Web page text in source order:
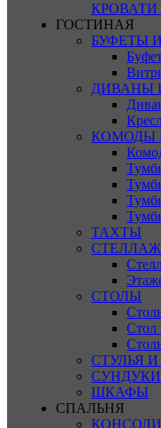
ГОСТИНАЯ
БУФЕТЫ
ДИВАНЫ
КОМОДЫ
ТАХТЫ
СТОЛЫ
Стол
СТУЛЬЯ
СУНДУКИ
ШКАФЫ
СПАЛЬНЯ
КОНСОЛИ